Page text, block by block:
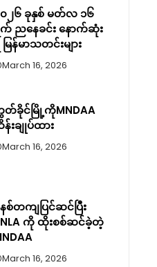
၀၂၆ ခုနှစ် မတ်လ ၁၆
ညနေခင်း နောက်ဆုံး
ြန်မာသတင်းများ
March 16, 2026
ခိုင်မြို့ကိုMNDAA
းချုပ်ထား
March 16, 2026
စ်တကျပြင်ဆင်ပြီး
ကို ထိုးစစ်ဆင်ခဲ့တဲ့
March 16, 2026